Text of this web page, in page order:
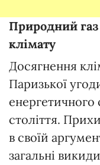
Природний
клімату
Досягнення
Паризької
століття.
в своїй
загальні